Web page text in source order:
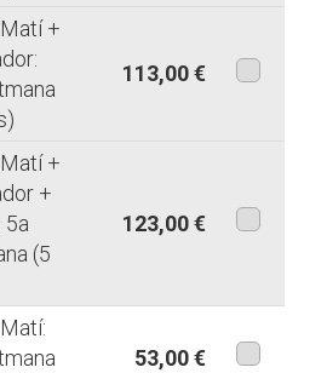
+
113,00 €
+
+
5a
(5
123,00 €
53,00 €